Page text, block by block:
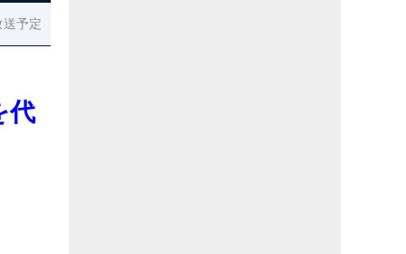
予定
代